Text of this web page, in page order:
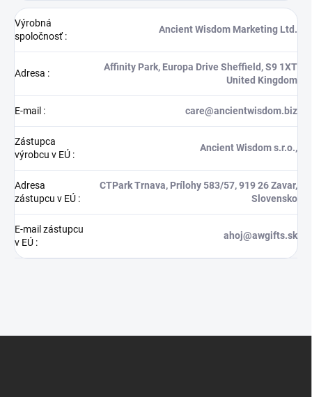
Výrobná
spoločnosť:
Ancient Wisdom Marketing Ltd.
Adresa :
Affinity Park, Europa Drive Sheffield, S9 1XT
United Kingdom
E-mail : care@ancientwisdom.biz
Zástupca
výrobcu v EÚ :
Ancient Wisdom s.r.o.,
Adresa
zástupcu v EÚ :
CTPark Trnava, Prílohy 583/57, 919 26 Zavar,
Slovensko
E-mail zástupcu
v EÚ :
ahoj@awgifts.sk